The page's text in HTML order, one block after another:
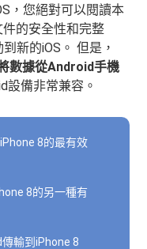
，您絕對可以閱讀本
的安全性和完整
新的iOS。 但是，
數據從Android手機
設備非常兼容。
8的最有效
8的另一種有
輸到iPhone 8